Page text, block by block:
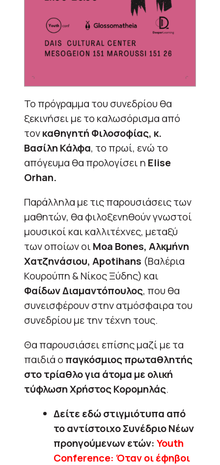
Το πρόγραμμα του συνεδρίου θα
ξεκινήσει με το καλωσόρισμα από
τονκαθηγητή Φιλοσοφίας, κ.
Βασίλη Κάλφα, το πρωί, ενώ το
απόγευμα θα προλογίσει η Elise
Orhan.
Παράλληλα με τις παρουσιάσεις των
μαθητών, θα φιλοξενηθούν γνωστοί
μουσικοί και καλλιτέχνες, μεταξύ
των οποίων οι Moa Bones, Αλκμήνη
Χατζηνάσιου, Apotihans (Βαλέρια
Κουρούπη & Νίκος Ξύδης) και
Φαίδων Διαμαντόπουλος, που θα
συνεισφέρουν στην ατμόσφαιρα του
συνεδρίου με την τέχνη τους.
Θα παρουσιάσει επίσης μαζί με τα
παιδιά ο παγκόσμιος πρωταθλητής
στο τρίαθλο για άτομα με ολική
τύφλωση Χρήστος Κορομηλάς.
Δείτε εδώ στιγμιότυπα από
το αντίστοιχο Συνέδριο Νέων
προηγούμενων ετών: Υοuth
Conference: Όταν οι έφηβοι